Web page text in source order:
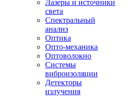
Лазеры и источники
света
Спектральный
анализ
Оптика
Опто-механика
Оптоволокно
Системы
виброизоляции
Детекторы
излучения